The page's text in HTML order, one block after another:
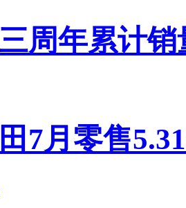
周年累计
7月零售